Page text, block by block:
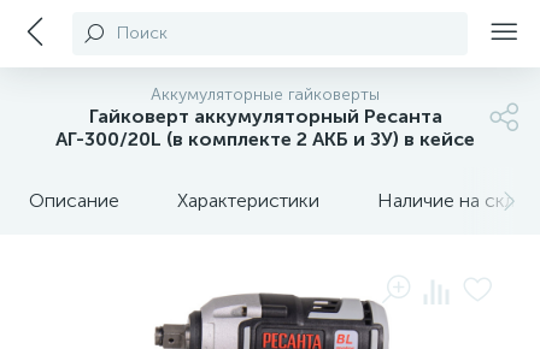
Поиск
Аккумуляторные гайковерты
Гайковерт аккумуляторный Ресанта
АГ-300/20L (в комплекте 2 АКБ и ЗУ) в кейсе
Описание Характеристики Наличие на